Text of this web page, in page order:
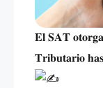
𝐄𝐥 𝐒𝐀𝐓
𝐓𝐫𝐢𝐛𝐮𝐭𝐚𝐫𝐢𝐨